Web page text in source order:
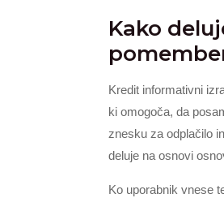
Kako
Kredit informativni
ki omogoča, da
znesku za odplačilo
deluje na osnovi
Ko uporabnik vnese